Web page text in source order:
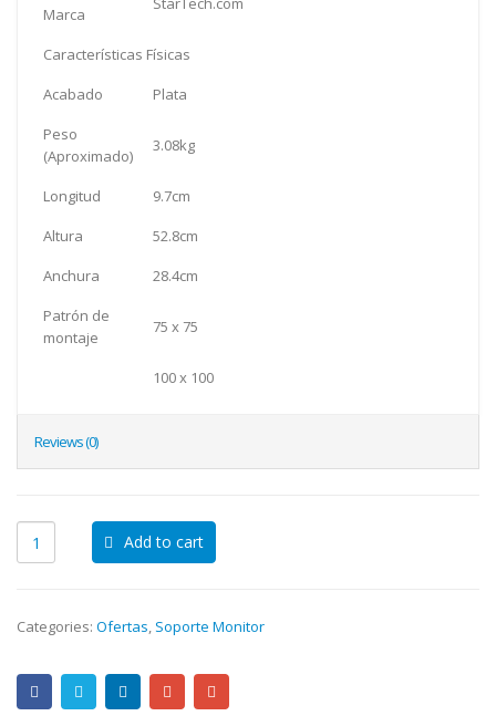
Marca
Características Físicas
Acabado
Plata
Peso
(Aproximado)
3.08kg
Longitud
9.7cm
Altura
52.8cm
Anchura
28.4cm
Patrón de
montaje
75 x 75
100 x 100
Reviews (0)
Add to cart
Categories: Ofertas, Soporte Monitor